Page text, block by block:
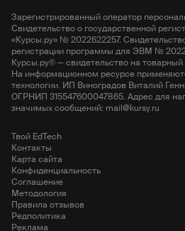
Зарегистрированный оператор
Свидетельство о государственной
«Курсы.ру» № 2022622257.
регистрации программы для ЭВМ №
Курсы.ру® — свидетельство на
На информационном ресурсе
технологии. ИП Виноградов Виталий
ОГРНИП 315547600047865. Адрес для
значимых сообщений: mail@kursy.ru
Твой EdTech
Контакты
Карта сайта
Конфиденциальность
Соглашение
Методология
Правила отзывов
Редполитика
Реклама